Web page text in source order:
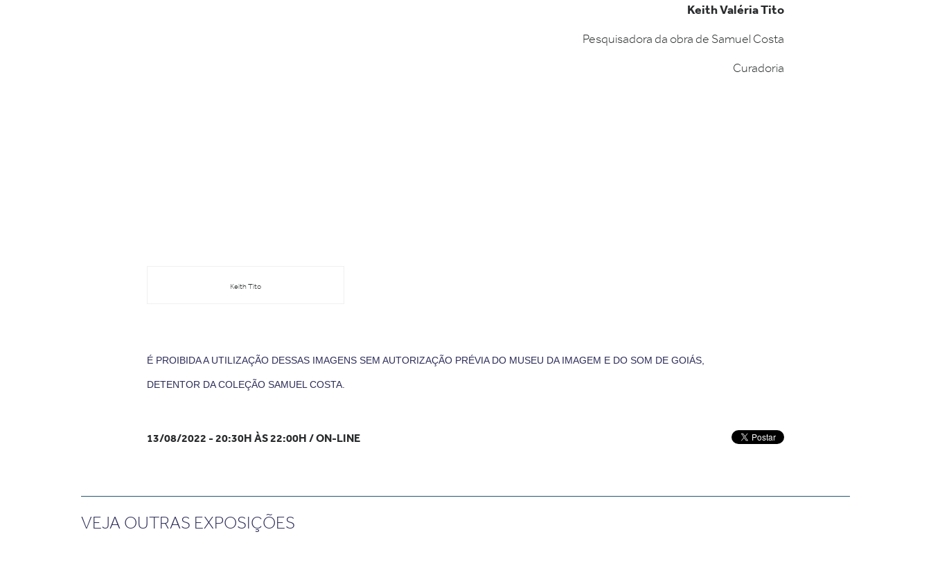
Keith Valéria Tito
Pesquisadora da obra de Samuel Costa
Curadoria
Keith Tito
É PROIBIDA A UTILIZAÇÃO DESSAS IMAGENS SEM AUTORIZAÇÃO PRÉVIA DO MUSEU DA IMAGEM E DO SOM DE GOIÁS,
DETENTOR DA COLEÇÃO SAMUEL COSTA.
13/08/2022 - 20:30H ÀS 22:00H / ON-LINE
VEJA OUTRAS EXPOSIÇÕES